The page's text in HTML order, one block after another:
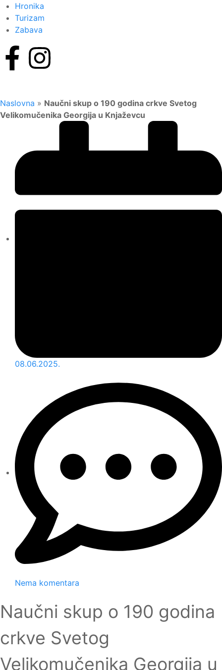
Hronika
Turizam
Zabava
Naslovna » Naučni skup o 190 godina crkve Svetog
Velikomučenika Georgija u Knjaževcu
08.06.2025.
Nema komentara
Naučni skup o 190 godina
crkve Svetog
Velikomučenika Georgija u